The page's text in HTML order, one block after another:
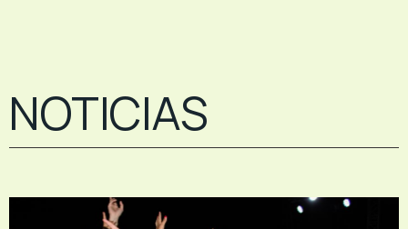
NOTICIAS